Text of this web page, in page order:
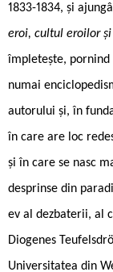
1833-1834, și
eroi, cultul eroilor
împletește, pornind
numai
autorului și, în
în care are loc
și în care se nasc
desprinse din
ev al dezbaterii, al
Diogenes
Universitatea din